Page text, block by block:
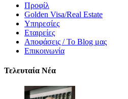
Προφίλ
Golden Visa/Real Estate
Υπηρεσίες
Εταιρείες
Αποφάσεις / To Blog μας
Επικοινωνία
Τελευταία Νέα